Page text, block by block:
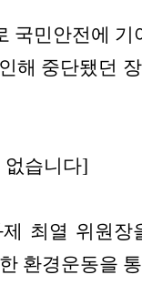
국민안전에
해 중단됐던
습니다]
최열 위원장
환경운동을